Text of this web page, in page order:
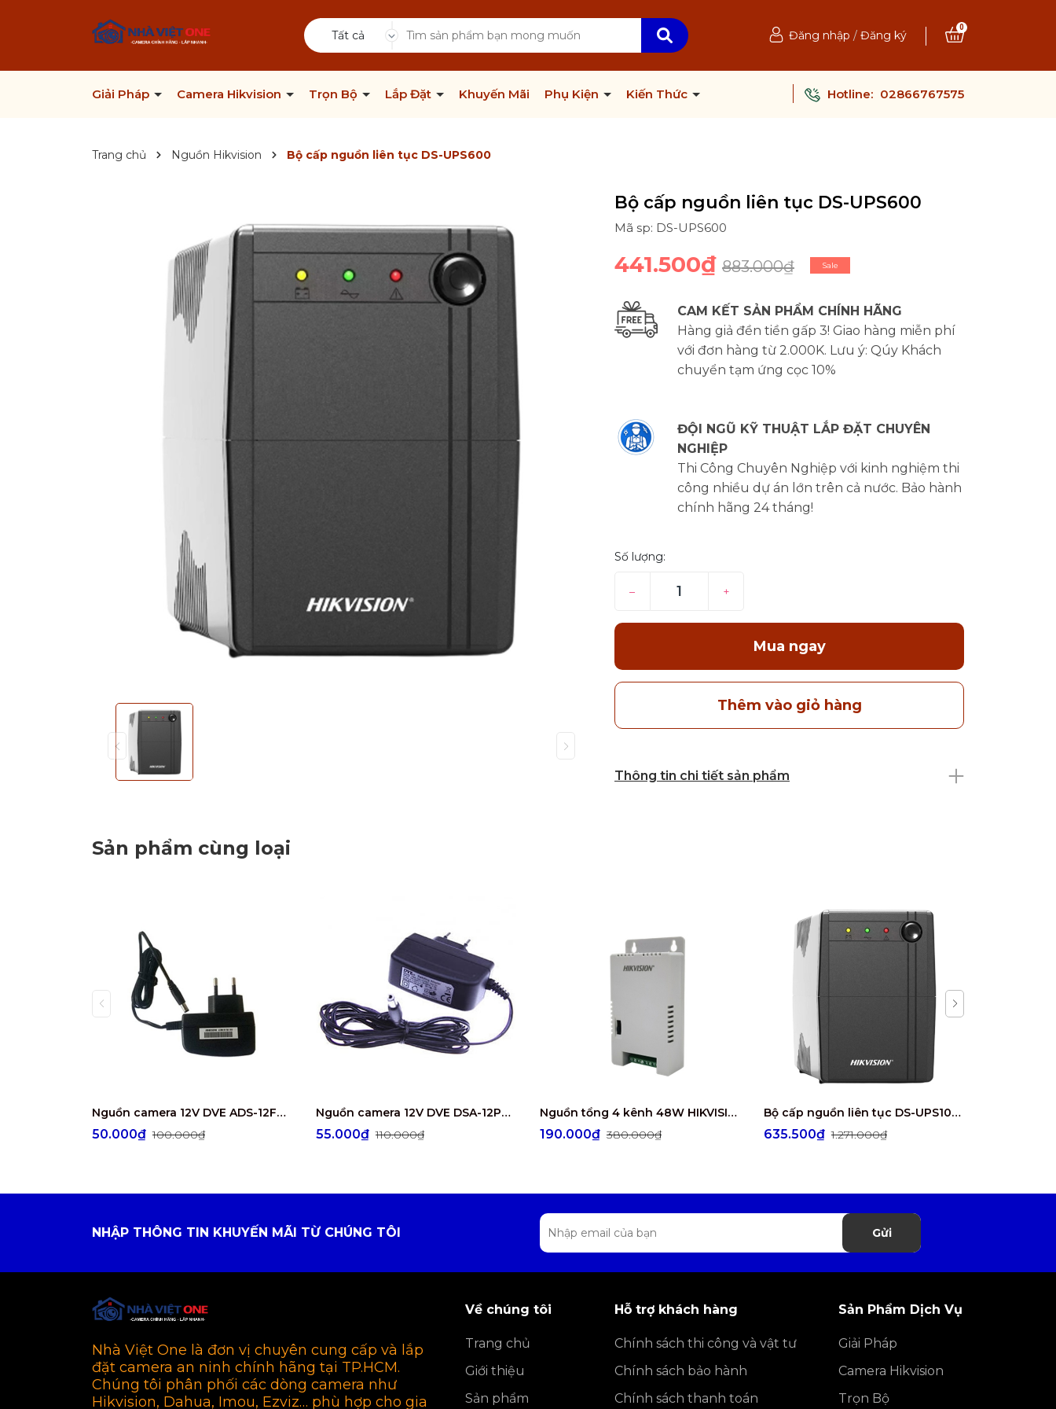
Tất cả Đăng nhập / Đăng ký
0
Giải Pháp Camera Hikvision Trọn Bộ Lắp Đặt Khuyến Mãi Phụ Kiện Kiến Thức Hotline: 02866767575
Trang chủ Nguồn Hikvision Bộ cấp nguồn liên tục DS-UPS600
Bộ cấp nguồn liên tục DS-UPS600
Mã sp: DS-UPS600
441.500₫ 883.000₫ Sale
CAM KẾT SẢN PHẨM CHÍNH HÃNG
Hàng giả đền tiền gấp 3! Giao hàng miễn phí
với đơn hàng từ 2.000K. Lưu ý: Qúy Khách
chuyển tạm ứng cọc 10%
ĐỘI NGŨ KỸ THUẬT LẮP ĐẶT CHUYÊN
NGHIỆP
Thi Công Chuyên Nghiệp với kinh nghiệm thi
công nhiều dự án lớn trên cả nước. Bảo hành
chính hãng 24 tháng!
Số lượng:
– +
Mua ngay
Thêm vào giỏ hàng
Thông tin chi tiết sản phẩm
Sản phẩm cùng loại
Nguồn camera 12V DVE ADS-12FG-12N12012EPG
50.000₫100.000₫
Nguồn camera 12V DVE DSA-12PFG-12FEU120100
55.000₫110.000₫
Nguồn tổng 4 kênh 48W HIKVISION DS-2FA1225-C4(EUR)
190.000₫ 380.000₫
Bộ cấp nguồn liên tục DS-UPS1000
635.500₫1.271.000₫
NHẬP THÔNG TIN KHUYẾN MÃI TỪ CHÚNG TÔI Gửi
Nhà Việt One là đơn vị chuyên cung cấp và lắp
đặt camera an ninh chính hãng tại TP.HCM.
Chúng tôi phân phối các dòng camera như
Hikvision, Dahua, Imou, Ezviz… phù hợp cho gia
Về chúng tôi
Trang chủ
Giới thiệu
Sản phẩm
Hỗ trợ khách hàng
Chính sách thi công và vật tư
Chính sách bảo hành
Chính sách thanh toán
Sản Phẩm Dịch Vụ
Giải Pháp
Camera Hikvision
Trọn Bộ